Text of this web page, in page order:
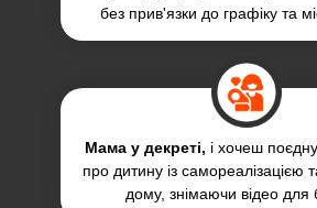
без прив'язки до графіку та
Мама у декреті, і хочеш
про дитину із самореалізацією
дому, знімаючи відео для